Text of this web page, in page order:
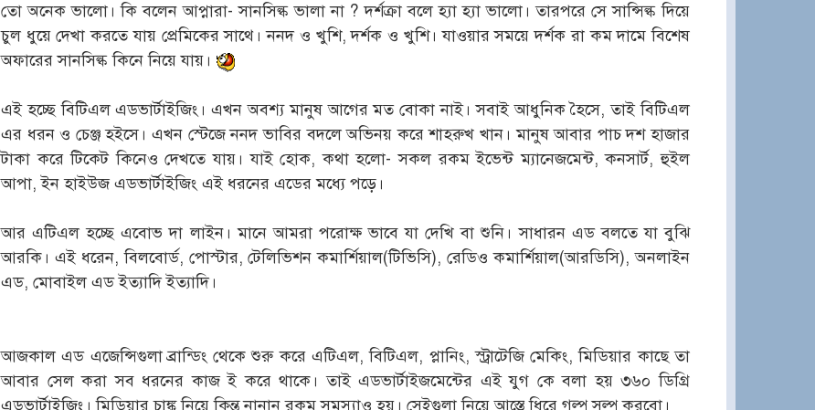
তো অনেক ভালো। কি বলেন আপ্নারা- সানসিল্ক ভালা না ? দর্শক্রা বলে হ্যা হ্যা ভালো। তারপরে সে সান্সিল্ক দিয়ে
চুল ধুয়ে দেখা করতে যায় প্রেমিকের সাথে। ননদ ও খুশি, দর্শক ও খুশি। যাওয়ার সময়ে দর্শক রা কম দামে বিশেষ
অফারের সানসিল্ক কিনে নিয়ে যায়।
এই হচ্ছে বিটিএল এডভার্টাইজিং। এখন অবশ্য মানুষ আগের মত বোকা নাই। সবাই আধুনিক হৈসে, তাই বিটিএল
এর ধরন ও চেঞ্জ হইসে। এখন স্টেজে ননদ ভাবির বদলে অভিনয় করে শাহরুখ খান। মানুষ আবার পাচ দশ হাজার
টাকা করে টিকেট কিনেও দেখতে যায়। যাই হোক, কথা হলো- সকল রকম ইভেন্ট ম্যানেজমেন্ট, কনসার্ট, হুইল
আপা, ইন হাইউজ এডভার্টাইজিং এই ধরনের এডের মধ্যে পড়ে।
আর এটিএল হচ্ছে এবোভ দা লাইন। মানে আমরা পরোক্ষ ভাবে যা দেখি বা শুনি। সাধারন এড বলতে যা বুঝি
আরকি। এই ধরেন, বিলবোর্ড, পোস্টার, টেলিভিশন কমার্শিয়াল(টিভিসি), রেডিও কমার্শিয়াল(আরডিসি), অনলাইন
এড, মোবাইল এড ইত্যাদি ইত্যাদি।
আজকাল এড এজেন্সিগুলা ব্রান্ডিং থেকে শুরু করে এটিএল, বিটিএল, প্লানিং, স্ট্রাটেজি মেকিং, মিডিয়ার কাছে তা
আবার সেল করা সব ধরনের কাজ ই করে থাকে। তাই এডভার্টাইজমেন্টের এই যুগ কে বলা হয় ৩৬০ ডিগ্রি
এডভার্টাইজিং। মিডিয়ার চাঙ্ক নিয়ে কিন্ত নানান রকম সমস্যাও হয়। সেইগুলা নিয়ে আস্তে ধিরে গল্প সল্প করবো।